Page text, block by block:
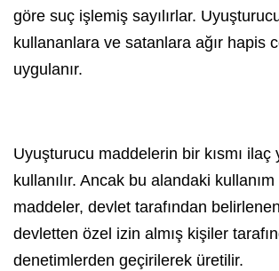
göre suç işlemiş sayılırlar.
kullananlara ve satanlara ağır hapis
uygulanır.
Uyuşturucu maddelerin bir kısmı ilaç
kullanılır. Ancak bu alandaki
maddeler, devlet tarafından
devletten özel izin almış kişiler
denetimlerden geçirilerek üretilir.